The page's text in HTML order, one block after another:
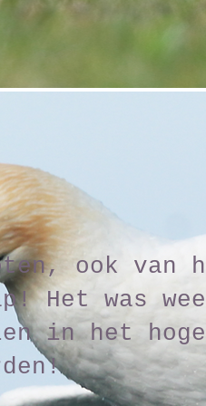
ook van
Het was
in het hoge